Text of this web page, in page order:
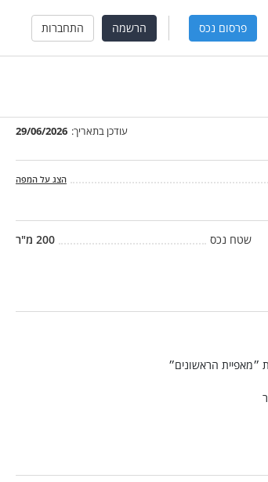
פרסום נכס הרשמה התחברות
עודכן בתאריך: 29/06/2026
הצג על המפה
שטח נכס 200 מ"ר
״מאפיית הראשונים״